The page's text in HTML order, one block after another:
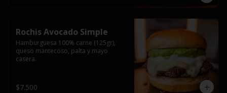
Rochis Avocado Simple
Hamburguesa 100% carne (125gr),
queso mantecoso, palta y mayo
casera.
$7.500